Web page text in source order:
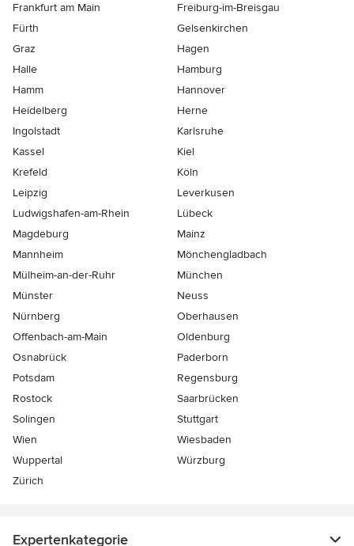
Frankfurt am Main
Freiburg-im-Breisgau
Fürth
Gelsenkirchen
Graz
Hagen
Halle
Hamburg
Hamm
Hannover
Heidelberg
Herne
Ingolstadt
Karlsruhe
Kassel
Kiel
Krefeld
Köln
Leipzig
Leverkusen
Ludwigshafen-am-Rhein
Lübeck
Magdeburg
Mainz
Mannheim
Mönchen­gladbach
Mülheim-an-der-Ruhr
München
Münster
Neuss
Nürnberg
Oberhausen
Offenbach-am-Main
Oldenburg
Osnabrück
Paderborn
Potsdam
Regensburg
Rostock
Saarbrücken
Solingen
Stuttgart
Wien
Wiesbaden
Wuppertal
Würzburg
Zürich
Expertenkategorie